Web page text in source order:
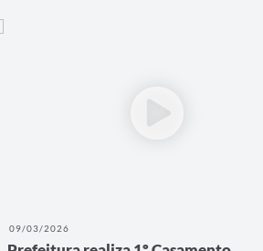
09/03/2026